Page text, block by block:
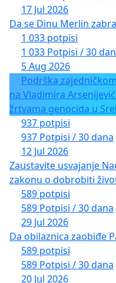
17 Jul 2026
Da se Dinu Merlin
1 033 potpisi
1 033 Potpisi / 30
5 Aug 2026
Podrška
na Vladimira
žrtvama genocida u
937 potpisi
937 Potpisi / 30 dana
12 Jul 2026
Zaustavite usvajanje
zakonu o dobrobiti
589 potpisi
589 Potpisi / 30 dana
29 Jul 2026
Da obilaznica zaobiđe
589 potpisi
589 Potpisi / 30 dana
20 Jul 2026